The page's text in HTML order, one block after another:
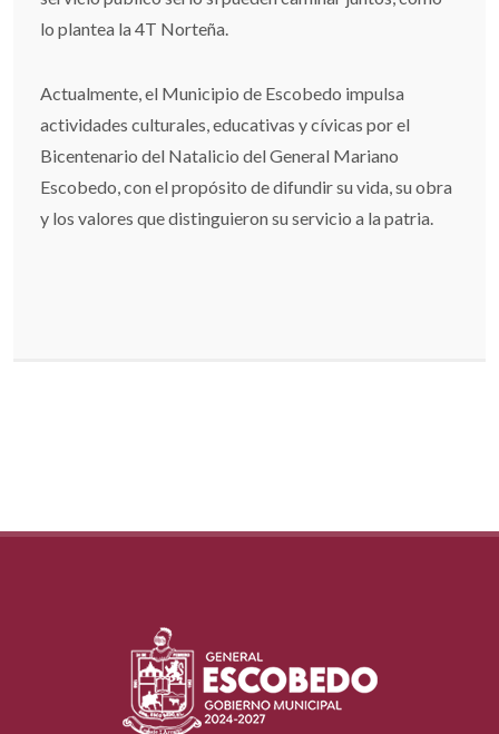
lo plantea la 4T Norteña.
Actualmente, el Municipio de Escobedo impulsa
actividades culturales, educativas y cívicas por el
Bicentenario del Natalicio del General Mariano
Escobedo, con el propósito de difundir su vida, su obra
y los valores que distinguieron su servicio a la patria.